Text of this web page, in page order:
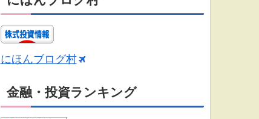
にほんブログ村
金融・投資ランキング